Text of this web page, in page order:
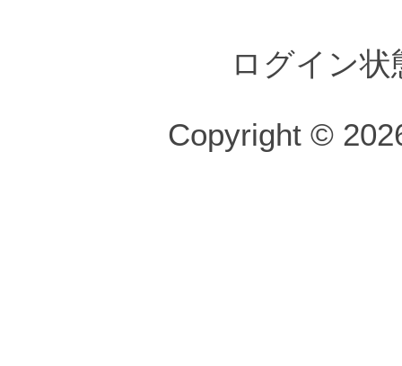
ログイン
Copyright ©